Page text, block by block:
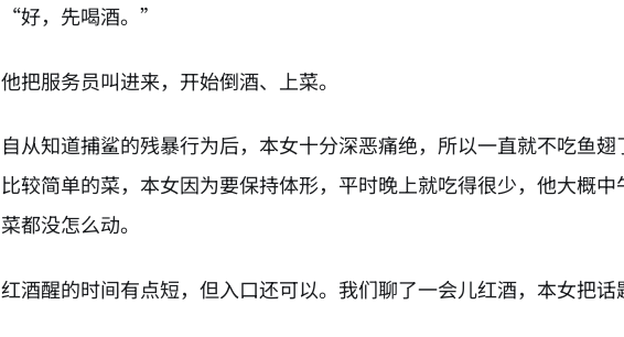
“好，先喝酒。”
他把服务员叫进来，开始倒酒、上菜。
自从知道捕鲨的残暴行为后，本女十分深恶痛绝，所以一直就不吃鱼
比较简单的菜，本女因为要保持体形，平时晚上就吃得很少，他大概
菜都没怎么动。
红酒醒的时间有点短，但入口还可以。我们聊了一会儿红酒，本女把话